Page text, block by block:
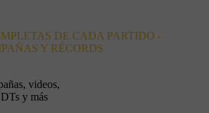
DE CADA PARTIDO -
Y RÉCORDS
videos,
y más